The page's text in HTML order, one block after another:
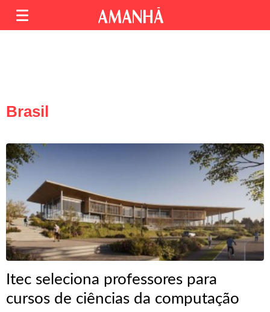
Brasil
Itec seleciona professores para
cursos de ciências da computação